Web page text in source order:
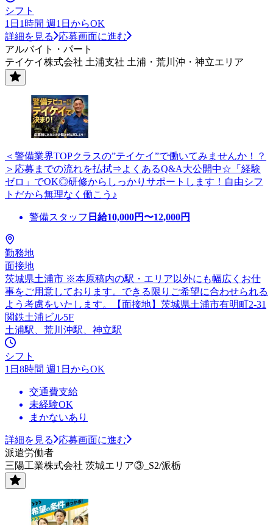
シフト
1日1時間 週1日からOK
詳細を見る
応募画面に進む
アルバイト・パート
テイケイ株式会社 土浦支社 土浦・荒川沖・神立エリア
＜警備業界TOPクラスの”テイケイ”で働いてみませんか！？
＞応募までの流れを払拭⇒よくあるQ&A大公開中☆「経験
ゼロ」でOK◎研修からしっかりサポートします！自由シフ
トだから無理なく働こう♪
警備スタッフ 日給10,000円〜12,000円
勤務地
面接地
茨城県土浦市 ※本原稿内の駅・エリア以外にも幅広くお仕
事をご用意しております。できる限りご希望に合わせられる
よう考慮をいたします。【面接地】茨城県土浦市有明町2-31
関鉄土浦ビル5F
土浦駅、荒川沖駅、神立駅
シフト
1日8時間 週1日からOK
交通費支給
未経験OK
まかないあり
詳細を見る
応募画面に進む
派遣労働者
三陽工業株式会社 茨城エリア③_S2/派栃